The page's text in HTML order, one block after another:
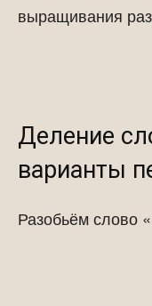
выращивания
Деление
варианты
Разобьём слово